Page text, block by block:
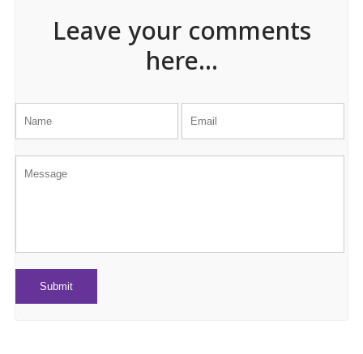
Leave your comments
here...